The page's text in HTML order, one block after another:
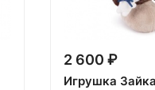
2 600 ₽
Игрушка